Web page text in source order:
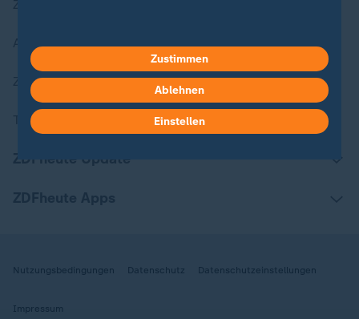
Aktuelle Sendungs-Videos
ZDFheute Stories
Themen im Überblick
ZDFheute Update
Nutzungsbedingungen Datenschutz Datenschutzeinstellungen
Impressum
Zustimmen
Ablehnen
Einstellen